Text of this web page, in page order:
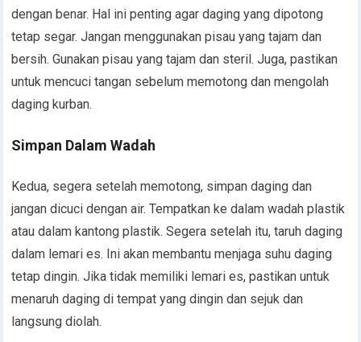
dengan benar. Hal ini penting agar daging yang dipotong
tetap segar. Jangan menggunakan pisau yang tajam dan
bersih. Gunakan pisau yang tajam dan steril. Juga, pastikan
untuk mencuci tangan sebelum memotong dan mengolah
daging kurban.
Simpan Dalam Wadah
Kedua, segera setelah memotong, simpan daging dan
jangan dicuci dengan air. Tempatkan ke dalam wadah plastik
atau dalam kantong plastik. Segera setelah itu, taruh daging
dalam lemari es. Ini akan membantu menjaga suhu daging
tetap dingin. Jika tidak memiliki lemari es, pastikan untuk
menaruh daging di tempat yang dingin dan sejuk dan
langsung diolah.